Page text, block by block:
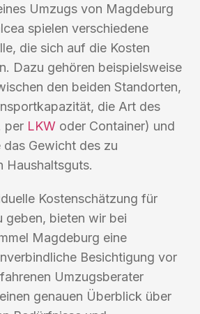
Umzugs von Magdeburg
spielen verschiedene
die sich auf die Kosten
Dazu gehören beispielsweise
den beiden Standorten,
die Art des
per LKW oder Container) und
Gewicht des zu
Haushaltsguts.
Kostenschätzung für
geben, bieten wir bei
Magdeburg eine
Besichtigung vor
Umzugsberater
genauen Überblick über